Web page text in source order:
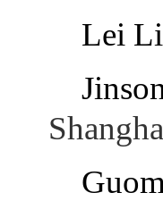
Lei Li